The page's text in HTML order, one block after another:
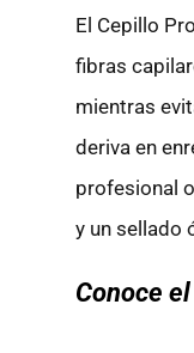
El Cepillo
fibras
mientras
deriva en
profesional
y un sellado
Conoce